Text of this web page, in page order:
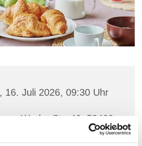
16. Juli 2026, 09:30 Uhr
Werler Str. 46, 59469